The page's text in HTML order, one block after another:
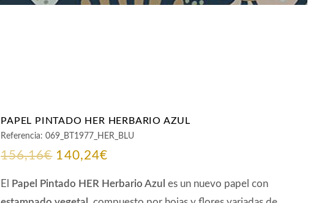
PAPEL PINTADO HER HERBARIO AZUL
Referencia:069_BT1977_HER_BLU
156,16€ El
precio
original
140,24€El
precio
actual
El Papel Pintado HER Herbario Azules un nuevo papel con